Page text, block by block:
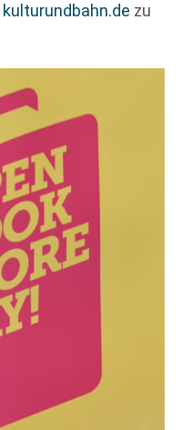
kulturundbahn.de zu